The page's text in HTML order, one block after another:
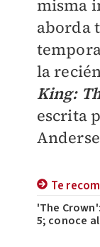
misma
aborda
la
King:
escrita
Te
'The
5; conoce